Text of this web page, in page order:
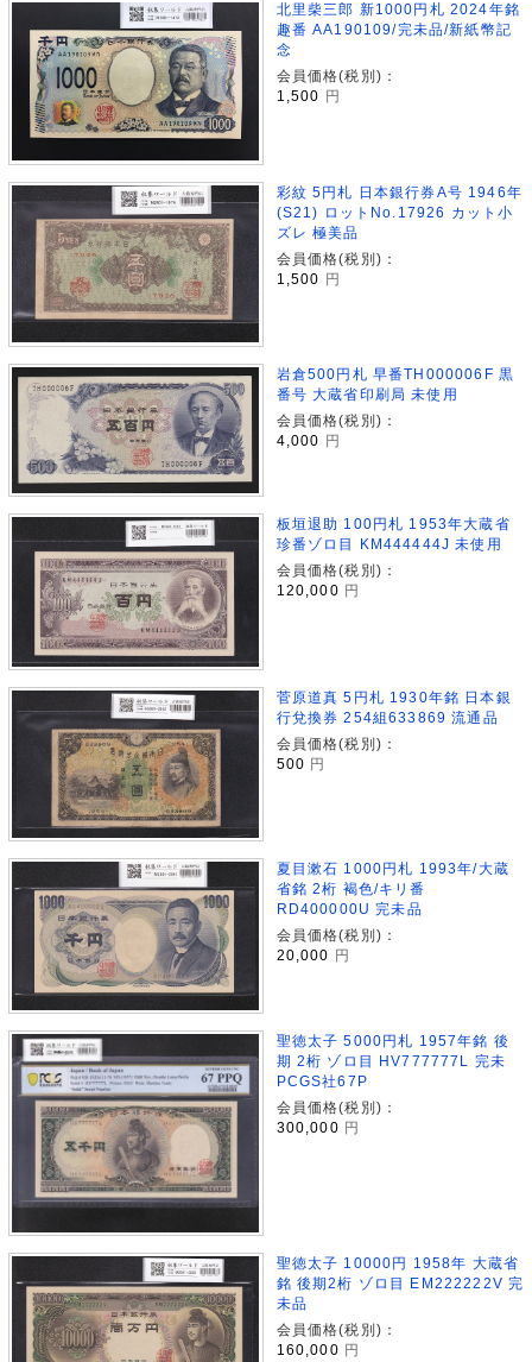
北里柴三郎 新1000円札 2024年銘
趣番 AA190109/完未品/新紙幣記
念
会員価格(税別)：
1,500
円
彩紋 5円札 日本銀行券A号 1946年
(S21) ロットNo.17926 カット小
ズレ 極美品
会員価格(税別)：
1,500 円
岩倉500円札 早番TH000006F 黒
番号 大蔵省印刷局 未使用
会員価格(税別)：
4,000 円
板垣退助 100円札 1953年大蔵省
珍番ゾロ目 KM444444J 未使用
会員価格(税別)：
120,000 円
菅原道真 5円札 1930年銘 日本銀
行兌換券 254組633869 流通品
会員価格(税別)：
500 円
夏目漱石 1000円札 1993年/大蔵
省銘 2桁 褐色/キリ番
RD400000U 完未品
会員価格(税別)：
20,000 円
聖徳太子 5000円札 1957年銘 後
期 2桁 ゾロ目 HV777777L 完未
PCGS社67P
会員価格(税別)：
300,000 円
聖徳太子 10000円 1958年 大蔵省
銘 後期2桁 ゾロ目 EM222222V 完
未品
会員価格(税別)：
160,000 円